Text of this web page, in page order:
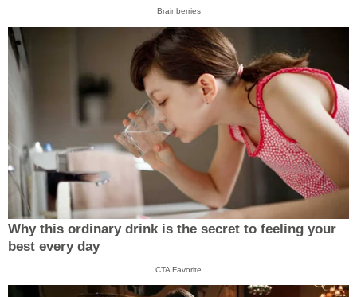
Brainberries
Why this ordinary drink is the secret to feeling your
best every day
CTA Favorite